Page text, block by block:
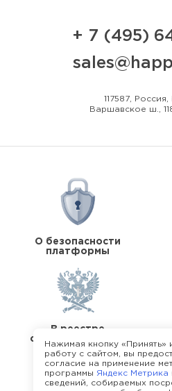
+ 7 (495)
117587, Россия,
Варшавское ш.,
О безопасности
платформы
В реестре
операторов перс.
данных
Нажимая кнопку «Принять»
работу с сайтом, вы
согласие на применение
программы Яндекс Метрика
сведений, собираемых